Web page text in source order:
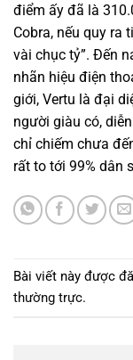
điểm ấy đã là
Cobra, nếu quy ra
vài chục tỷ”. Đến
nhãn hiệu điện
giới, Vertu là đại
người giàu có,
chỉ chiếm chưa
rất to tới 99% dân
Bài viết này được
thường trực.